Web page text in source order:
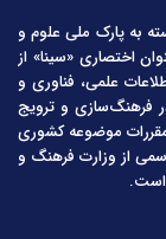
به پارک ملی علوم و
اختصاری «سینا» از
اطلاعات علمی، فناوری و
فرهنگ‌سازی و ترویج
موضوعه کشوری
از وزارت فرهنگ و